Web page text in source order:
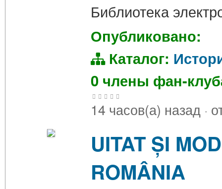
Библиотека
Опубликовано:
Каталог:
0 члены фан-
14 часов(а) назад ·
UITAT ȘI
ROMÂNIA